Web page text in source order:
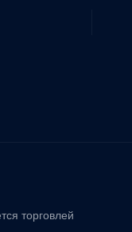
торговлей